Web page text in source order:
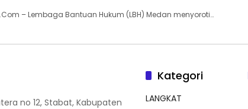
– Lembaga Bantuan Hukum (LBH) Medan menyoroti…
no 12, Stabat, Kabupaten
Kategori
LANGKAT